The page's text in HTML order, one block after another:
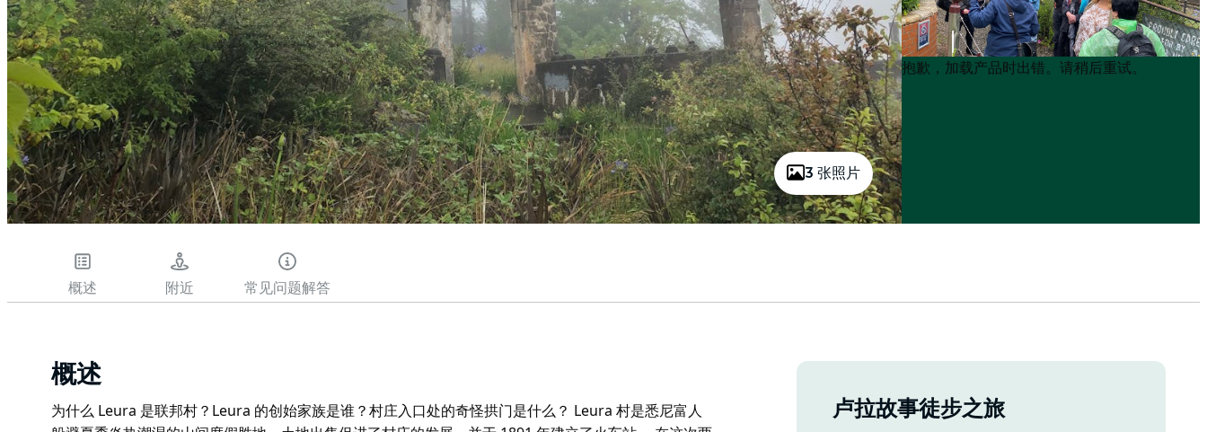
3 张照片
Product
List
Product
List
抱歉，加载产品时出错。请稍后重试。
概述 附近 常见问题解答
概述
为什么 Leura 是联邦村？Leura 的创始家族是谁？村庄入口处的奇怪拱门是什么？ Leura 村是悉尼富人
卢拉故事徒步之旅